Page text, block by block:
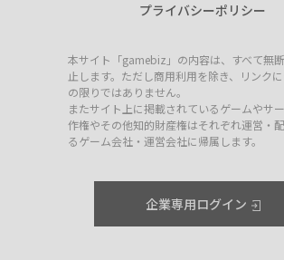
プライバシーポリシー
本サイト「gamebiz」の内容は、すべて無
止します。ただし商用利用を除き、リンク
の限りではありません。
またサイト上に掲載されているゲームやサ
作権やその他知的財産権はそれぞれ運営・
るゲーム会社・運営会社に帰属します。
企業専用ログイン